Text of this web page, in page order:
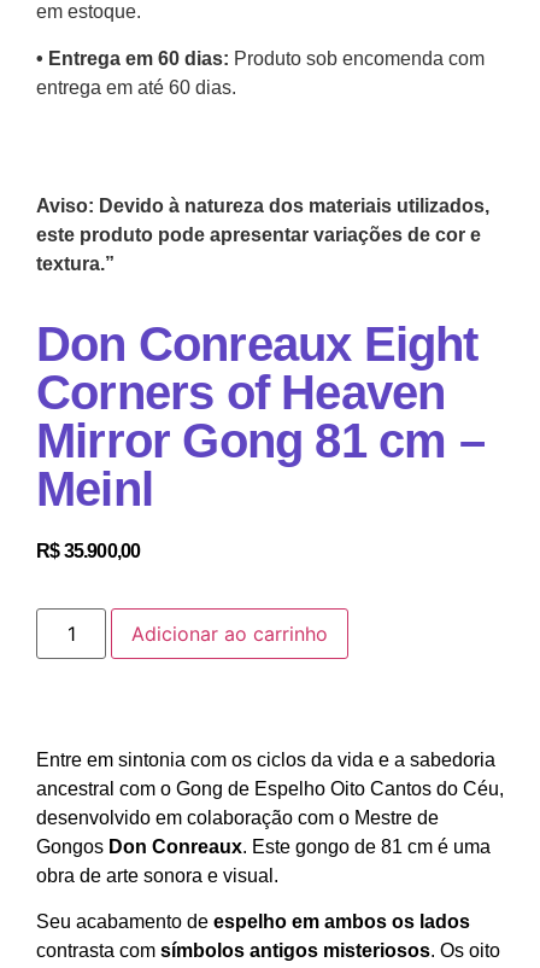
em estoque.
•⁠ Entrega em 60 dias: Produto sob encomenda com
entrega em até 60 dias.
Aviso: Devido à natureza dos materiais utilizados,
este produto pode apresentar variações de cor e
textura.”
Don Conreaux Eight
Corners of Heaven
Mirror Gong 81 cm –
Meinl
R$35.900,00
Adicionar ao carrinho
Entre em sintonia com os ciclos da vida e a sabedoria
ancestral com o Gong de Espelho Oito Cantos do Céu,
desenvolvido em colaboração com o Mestre de
Gongos Don Conreaux. Este gongo de 81 cm é uma
obra de arte sonora e visual.
Seu acabamento de espelho em ambos os lados
contrasta com símbolos antigos misteriosos. Os oito